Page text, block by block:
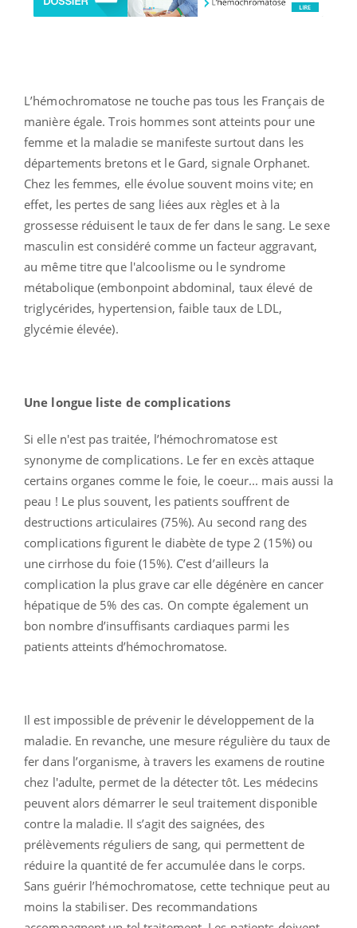
L’hémochromatose ne touche pas tous les Français de
manière égale. Trois hommes sont atteints pour une
femme et la maladie se manifeste surtout dans les
départements bretons et le Gard, signale Orphanet.
Chez les femmes, elle évolue souvent moins vite; en
effet, les pertes de sang liées aux règles et à la
grossesse réduisent le taux de fer dans le sang. Le sexe
masculin est considéré comme un facteur aggravant,
au même titre que l'alcoolisme ou le syndrome
métabolique (embonpoint abdominal, taux élevé de
triglycérides, hypertension, faible taux de LDL,
glycémie élevée).
Une longue liste de complications
Si elle n'est pas traitée, l’hémochromatose est
synonyme de complications. Le fer en excès attaque
certains organes comme le foie, le coeur... mais aussi la
peau ! Le plus souvent, les patients souffrent de
destructions articulaires (75%). Au second rang des
complications figurent le diabète de type 2 (15%) ou
une cirrhose du foie (15%). C’est d’ailleurs la
complication la plus grave car elle dégénère en cancer
hépatique de 5% des cas. On compte également un
bon nombre d’insuffisants cardiaques parmi les
patients atteints d’hémochromatose.
Il est impossible de prévenir le développement de la
maladie. En revanche, une mesure régulière du taux de
fer dans l’organisme, à travers les examens de routine
chez l'adulte, permet de la détecter tôt. Les médecins
peuvent alors démarrer le seul traitement disponible
contre la maladie. Il s’agit des saignées, des
prélèvements réguliers de sang, qui permettent de
réduire la quantité de fer accumulée dans le corps.
Sans guérir l’hémochromatose, cette technique peut au
moins la stabiliser. Des recommandations